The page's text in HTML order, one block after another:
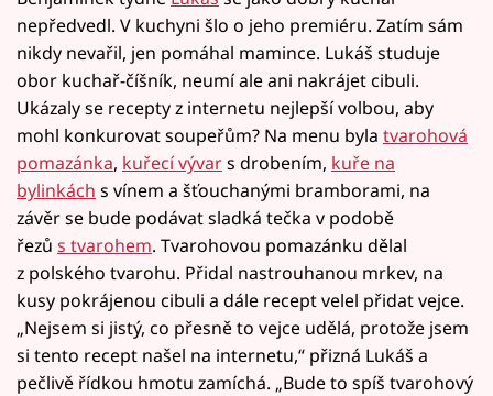
nepředvedl. V kuchyni šlo o jeho premiéru. Zatím sám
nikdy nevařil, jen pomáhal mamince. Lukáš studuje
obor kuchař-číšník, neumí ale ani nakrájet cibuli.
Ukázaly se recepty z internetu nejlepší volbou, aby
mohl konkurovat soupeřům? Na menu byla tvarohová
pomazánka, kuřecí vývars drobením, kuře na
bylinkách s vínem a šťouchanými bramborami, na
závěr se bude podávat sladká tečka v podobě
řezů s tvarohem. Tvarohovou pomazánku dělal
z polského tvarohu. Přidal nastrouhanou mrkev, na
kusy pokrájenou cibuli a dále recept velel přidat vejce.
„Nejsem si jistý, co přesně to vejce udělá, protože jsem
si tento recept našel na internetu,“ přizná Lukáš a
pečlivě řídkou hmotu zamíchá. „Bude to spíš tvarohový